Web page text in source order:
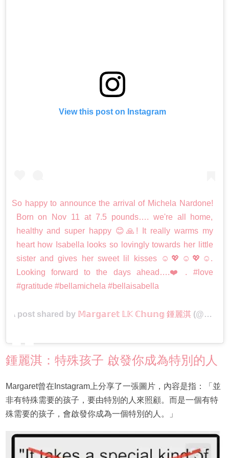
View this post on Instagram
So happy to announce the arrival of Michela Nardone!
Born on Nov 11 at 7.5 pounds…. we're all home,
healthy and super happy 😊🙏! It really warms my
heart how Isabella looks so lovingly towards her little
sister and gives her sweet lil kisses ☺️💖☺️💖☺️.
Looking forward to the days ahead….❤️. #love
#gratitude #bellamichela #bellaisabella
A post shared by 𝕄𝕒𝕣𝕘𝕒𝕣𝕖𝕥 𝕃𝕂 ℂ𝕙𝕦𝕟𝕘 鍾麗淇 (@yogachung) on
鍾麗淇：特殊孩子 啟發你成為特別的人
Margaret曾在Instagram上分享了一張圖片，內容是指：「並
非有特殊需要的孩子，要由特別的人來照顧。而是一個有特
殊需要的孩子，會啟發你成為一個特別的人。」